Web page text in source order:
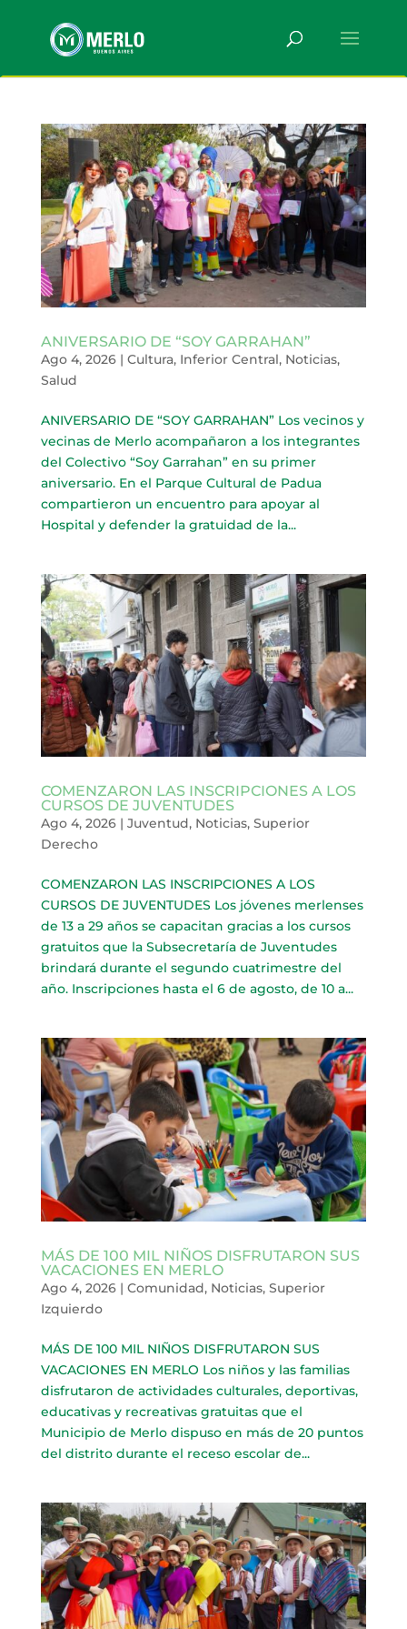
ANIVERSARIO DE “SOY GARRAHAN”
Ago 4, 2026| Cultura, Inferior Central, Noticias,
Salud
ANIVERSARIO DE “SOY GARRAHAN” Los vecinos y
vecinas de Merlo acompañaron a los integrantes
del Colectivo “Soy Garrahan” en su primer
aniversario. En el Parque Cultural de Padua
compartieron un encuentro para apoyar al
Hospital y defender la gratuidad de la...
COMENZARON LAS INSCRIPCIONES A LOS
CURSOS DE JUVENTUDES
Ago 4, 2026| Juventud, Noticias, Superior
Derecho
COMENZARON LAS INSCRIPCIONES A LOS
CURSOS DE JUVENTUDES Los jóvenes merlenses
de 13 a 29 años se capacitan gracias a los cursos
gratuitos que la Subsecretaría de Juventudes
brindará durante el segundo cuatrimestre del
año. Inscripciones hasta el 6 de agosto, de 10 a...
MÁS DE 100 MIL NIÑOS DISFRUTARON SUS
VACACIONES EN MERLO
Ago 4, 2026| Comunidad, Noticias, Superior
Izquierdo
MÁS DE 100 MIL NIÑOS DISFRUTARON SUS
VACACIONES EN MERLO Los niños y las familias
disfrutaron de actividades culturales, deportivas,
educativas y recreativas gratuitas que el
Municipio de Merlo dispuso en más de 20 puntos
del distrito durante el receso escolar de...